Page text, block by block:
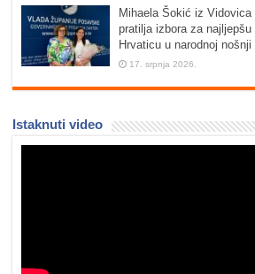
Mihaela Šokić iz Vidovica
pratilja izbora za najljepšu
Hrvaticu u narodnoj nošnji
17. srpnja 2026.
Istaknuti video